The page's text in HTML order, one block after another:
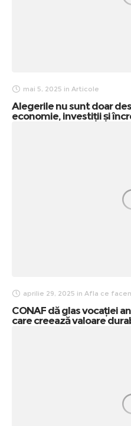
mai 5, 2025 in Articole
Alegerile nu sunt doar
economie, investiții și
aprilie 29, 2025 in Afla ce
CONAF dă glas vocației
care creează valoare